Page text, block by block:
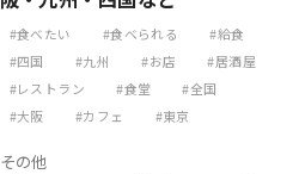
食べたい 食べられる
給食
四国
九州 お店
居酒屋
レストラン
食堂
全国
大阪
カフェ 東京
その他